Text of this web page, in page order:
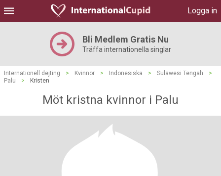
Logga in
Bli Medlem Gratis Nu
Träffa internationella singlar
Internationell dejting > Kvinnor > Indonesiska > Sulawesi Tengah
>
Palu
> Kristen
Möt kristna kvinnor i Palu